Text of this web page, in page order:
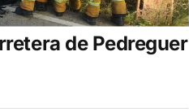
de Pedreguer